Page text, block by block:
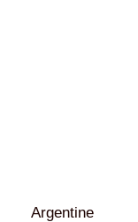
Argentine